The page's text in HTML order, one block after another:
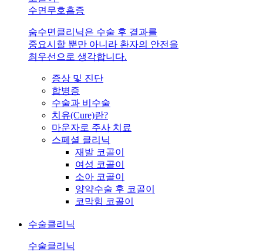
수면무호흡증
숨수면클리닉은 수술 후 결과를
중요시할 뿐만 아니라 환자의 안전을
최우선으로 생각합니다.
증상 및 진단
합병증
수술과 비수술
치유(Cure)란?
마운자로 주사 치료
스페셜 클리닉
재발 코골이
여성 코골이
소아 코골이
양약수술 후 코골이
코막힘 코골이
수술클리닉
수술클리닉